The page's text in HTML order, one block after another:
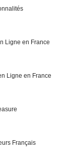
Ligne en France
Ligne en France
Français